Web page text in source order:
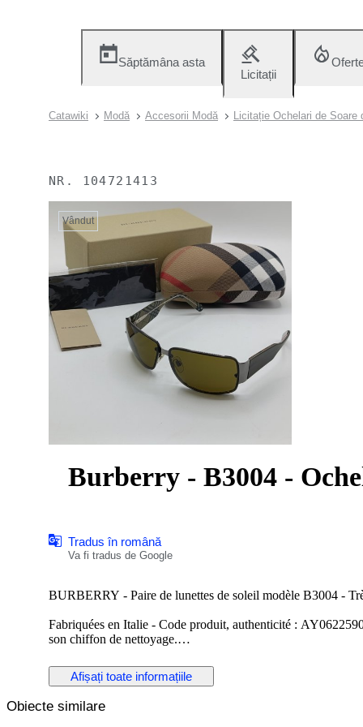
Săptămâna asta
Licitații
Catawiki Modă Accesorii Modă Licitație Ochelari de Soare
NR. 104721413
Vândut
Burberry - B3004 -
Tradus în română
Va fi tradus de Google
BURBERRY - Paire de lunettes de soleil modèle B3004 -
Fabriquées en Italie - Code produit, authenticité :
son chiffon de nettoyage.
motifs à carreaux sur l'autre face - Le masque est sans
Les verres sont teintés uniformément, avec des micros rayures.
Dimensions : Hauteur du masque 4,8 cm - Largeur du
Afișați toate informațiile
Obiecte similare